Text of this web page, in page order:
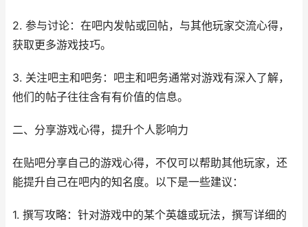
2. 参与讨论：在吧内发帖或回帖，与其他玩家交流心得，
获取更多游戏技巧。
3. 关注吧主和吧务：吧主和吧务通常对游戏有深入了解，
他们的帖子往往含有有价值的信息。
二、分享游戏心得，提升个人影响力
在贴吧分享自己的游戏心得，不仅可以帮助其他玩家，还
能提升自己在吧内的知名度。以下是一些建议：
1. 撰写攻略：针对游戏中的某个英雄或玩法，撰写详细的